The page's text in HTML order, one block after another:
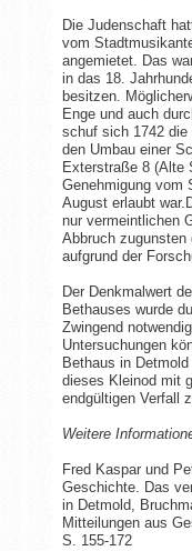
Die Judenschaft
vom
angemietet. Das
in das 18.
besitzen.
Enge und auch
schuf sich 1742 die
den Umbau einer
Exterstraße 8 (Alte
Genehmigung vom
August erlaubt
nur vermeintlichen
Abbruch zugunsten
aufgrund der
Der Denkmalwert
Bethauses wurde
Zwingend
Untersuchungen
Bethaus in
dieses Kleinod mit
endgültigen Verfall
Weitere
Fred Kaspar und
Geschichte. Das
in Detmold,
Mitteilungen aus
S. 155-172